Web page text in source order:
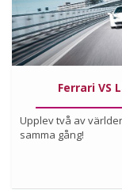
Ferrari VS
Upplev två av
samma gång!